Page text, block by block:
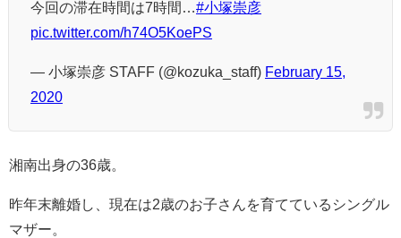
今回の滞在時間は7時間… #小塚崇彦
pic.twitter.com/h74O5KoePS
— 小塚崇彦 STAFF (@kozuka_staff) February 15,
2020
湘南出身の36歳。
昨年末離婚し、現在は2歳のお子さんを育てているシングル
マザー。